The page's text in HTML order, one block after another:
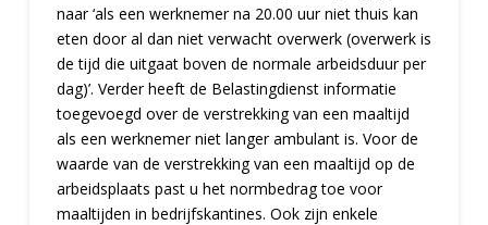
naar ‘als een werknemer na 20.00 uur niet thuis kan
eten door al dan niet verwacht overwerk (overwerk is
de tijd die uitgaat boven de normale arbeidsduur per
dag)’. Verder heeft de Belastingdienst informatie
toegevoegd over de verstrekking van een maaltijd
als een werknemer niet langer ambulant is. Voor de
waarde van de verstrekking van een maaltijd op de
arbeidsplaats past u het normbedrag toe voor
maaltijden in bedrijfskantines. Ook zijn enkele